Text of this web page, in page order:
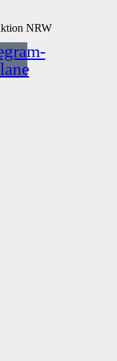
NRW